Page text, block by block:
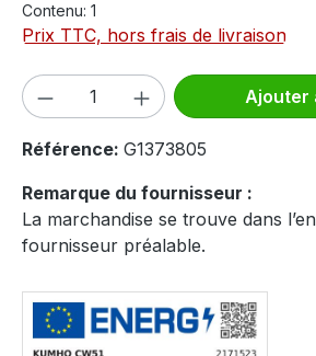
Contenu: 1
Prix TTC, hors frais de livraison
Quantité de produit :Ajouter
Référence: G1373805
Remarque du fournisseur :
La marchandise se trouve dans
fournisseur préalable.